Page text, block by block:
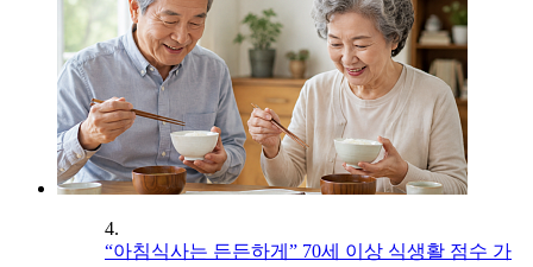
4.
“아침식사는 든든하게” 70세 이상 식생활 점수 가